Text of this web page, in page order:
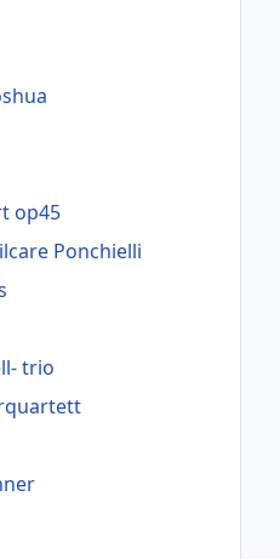
op45
Ponchielli
trio